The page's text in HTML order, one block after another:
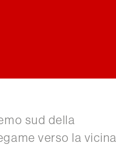
sud della
verso la vicina